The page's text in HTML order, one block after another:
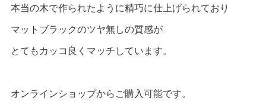
本当の木で作られたように精巧に仕上げられており
マットブラックのツヤ無しの質感が
とてもカッコ良くマッチしています。
オンラインショップからご購入可能です。